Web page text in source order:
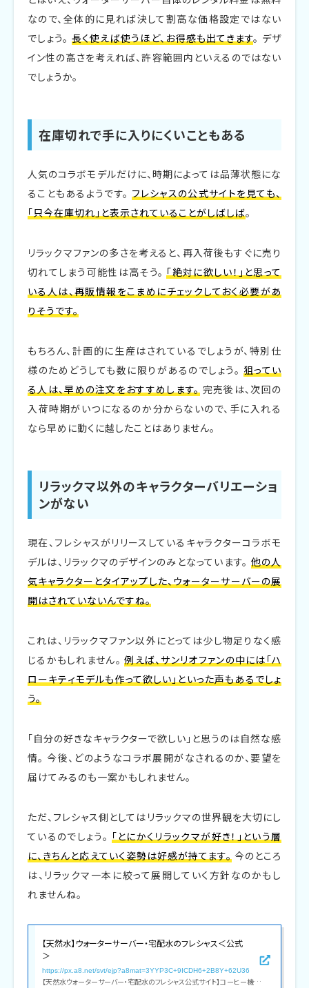
なので、全体的に見れば決して割高な価格設定ではない
でしょう。 長く使えば使うほど、お得感も出てきます。 デザ
イン性の高さを考えれば、許容範囲内といえるのではない
でしょうか。
在庫切れで手に入りにくいこともある
人気のコラボモデルだけに、時期によっては品薄状態にな
ることもあるようです。 フレシャスの公式サイトを見ても、
「只今在庫切れ」と表示されていることがしばしば。
リラックマファンの多さを考えると、再入荷後もすぐに売り
切れてしまう可能性は高そう。「絶対に欲しい！」と思って
いる人は、再販情報をこまめにチェックしておく必要があ
りそうです。
もちろん、計画的に生産はされているでしょうが、特別仕
様のためどうしても数に限りがあるのでしょう。 狙ってい
る人は、早めの注文をおすすめします。完売後は、次回の
入荷時期がいつになるのか分からないので、手に入れる
なら早めに動くに越したことはありません。
リラックマ以外のキャラクターバリエーショ
ンがない
現在、フレシャスがリリースしているキャラクターコラボモ
デルは、リラックマのデザインのみとなっています。 他の人
気キャラクターとタイアップした、ウォーターサーバーの展
開はされていないんですね。
これは、リラックマファン以外にとっては少し物足りなく感
じるかもしれません。例えば、サンリオファンの中には「ハ
ローキティモデルも作って欲しい」といった声もあるでしょ
う。
「自分の好きなキャラクターで欲しい」と思うのは自然な感
情。 今後、どのようなコラボ展開がなされるのか、要望を
届けてみるのも一案かもしれません。
ただ、フレシャス側としてはリラックマの世界観を大切にし
ているのでしょう。 「とにかくリラックマが好き！」という層
に、きちんと応えていく姿勢は好感が持てます。今のところ
は、リラックマ一本に絞って展開していく方針なのかもし
れませんね。
【天然水】ウォーターサーバー・宅配水のフレシャス＜公式
＞
https://px.a8.net/svt/ejp?a8mat=3YYP3C+9ICDH6+2B8Y+62U36
【天然水ウォーターサーバー・宅配水のフレシャス公式サイト】コーヒー機能付きウォーターサーバーや一人暮らし向け卓上モデル等、デザイン性・機能性共に人気のウォーターサーバーをラインナップ。配送料全国無料0円!限定キャンペーン実施中!